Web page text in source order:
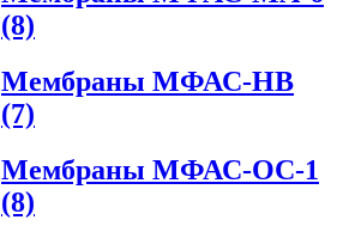
(8)
Мембраны МФАС-НВ
(7)
Мембраны МФАС-ОС-1
(8)